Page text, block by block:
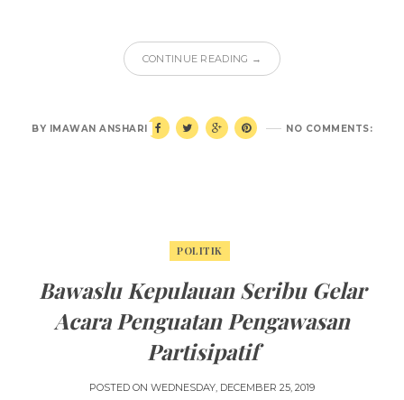
CONTINUE READING →
NO COMMENTS:
BY IMAWAN ANSHARI
POLITIK
Bawaslu Kepulauan Seribu Gelar
Acara Penguatan Pengawasan
Partisipatif
POSTED ON WEDNESDAY, DECEMBER 25, 2019